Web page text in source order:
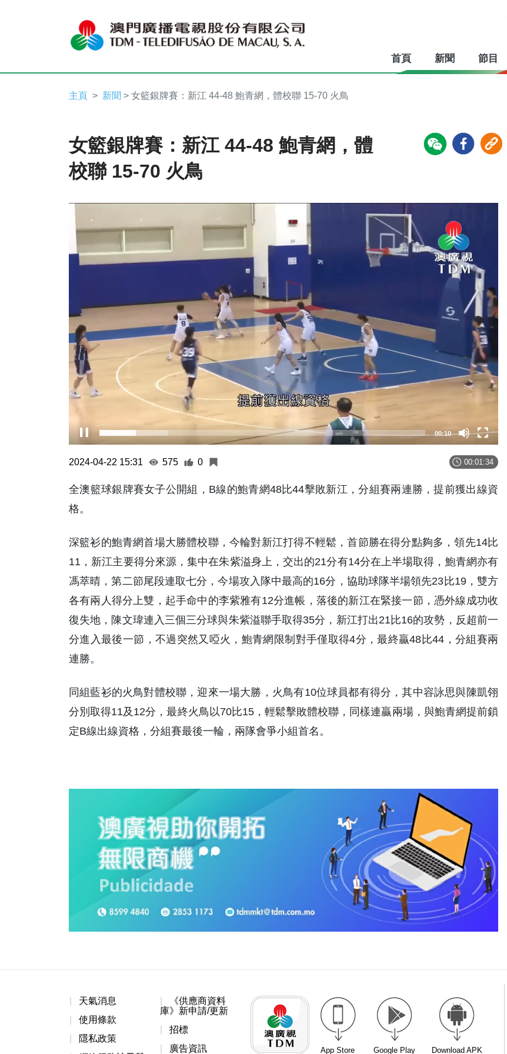
首頁 新聞 節目
主頁 新聞 > 女籃銀牌賽：新江 44-48 鮑青網，體校聯 15-70 火鳥
女籃銀牌賽：新江 44-48 鮑青網，體
校聯 15-70 火鳥
Player
00:11
2024-04-22 15:31 575 0 00:01:34
全澳籃球銀牌賽女子公開組，B線的鮑青網48比44擊敗新江，分組賽兩連勝，提前獲出線資
格。
深籃衫的鮑青網首場大勝體校聯，今輪對新江打得不輕鬆，首節勝在得分點夠多，領先14比
11，新江主要得分來源，集中在朱紫溢身上，交出的21分有14分在上半場取得，鮑青網亦有
馮萃晴，第二節尾段連取七分，今場攻入隊中最高的16分，協助球隊半場領先23比19，雙方
各有兩人得分上雙，起手命中的李紫雅有12分進帳，落後的新江在緊接一節，憑外線成功收
復失地，陳文瑋連入三個三分球與朱紫溢聯手取得35分，新江打出21比16的攻勢，反超前一
分進入最後一節，不過突然又啞火，鮑青網限制對手僅取得4分，最終贏48比44，分組賽兩
連勝。
同組藍衫的火鳥對體校聯，迎來一場大勝，火鳥有10位球員都有得分，其中容詠思與陳凱翎
分別取得11及12分，最終火鳥以70比15，輕鬆擊敗體校聯，同樣連贏兩場，與鮑青網提前鎖
定B線出線資格，分組賽最後一輪，兩隊會爭小組首名。
天氣消息
使用條款
隱私政策
《供應商資料
庫》新申請/更新
招標
廣告資訊
App Store Google Play Download APK